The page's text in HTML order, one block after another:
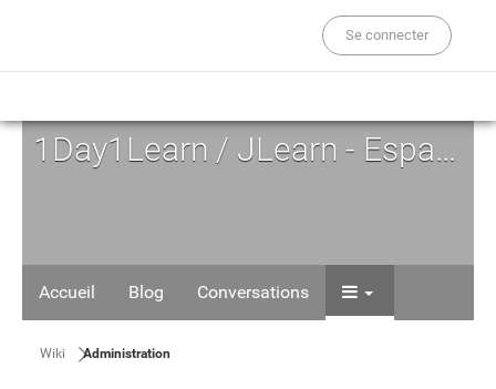
Se connecter
1Day1Learn / JLearn - Espace d'Auto-formation
Accueil Blog Conversations
Wiki Administration